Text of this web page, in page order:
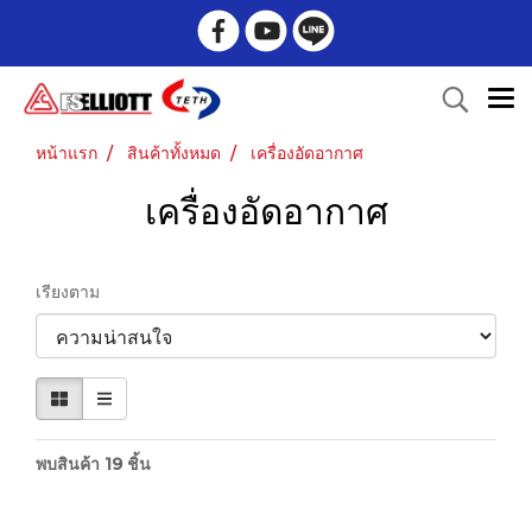
หน้าแรก สินค้าทั้งหมด เครื่องอัดอากาศ
เครื่องอัดอากาศ
เรียงตาม
พบสินค้า 19 ชิ้น